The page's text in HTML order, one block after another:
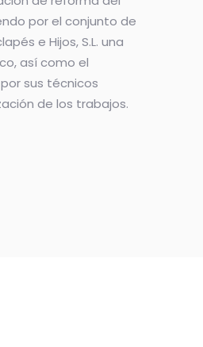
por el conjunto de
e Hijos, S.L. una
así como el
sus técnicos
de los trabajos.